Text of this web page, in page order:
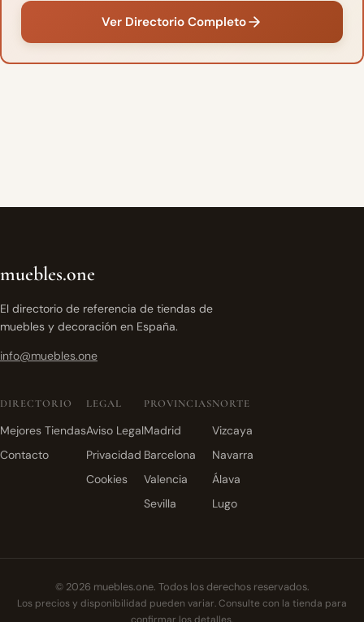
Ver Directorio Completo
muebles.one
El directorio de referencia de tiendas de
muebles y decoración en España.
info@muebles.one
DIRECTORIO
Mejores Tiendas
Contacto
LEGAL
Aviso Legal
Privacidad
Cookies
PROVINCIAS
Madrid
Barcelona
Valencia
Sevilla
NORTE
Vizcaya
Navarra
Álava
Lugo
© 2026 muebles.one. Todos los derechos reservados.
Los precios y disponibilidad pueden variar. Consulte con la tienda para
confirmar los detalles.